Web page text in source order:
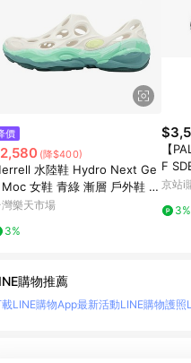
價
(降$400)
水陸鞋 Hydro Next Ge
女鞋 青綠 漸層 戶外鞋 溯
鞋 ML00003584
灣樂天市場
3%
【
F
1-
京站i
3%
購物推薦
LINE購物App最新活動LINE購物護照